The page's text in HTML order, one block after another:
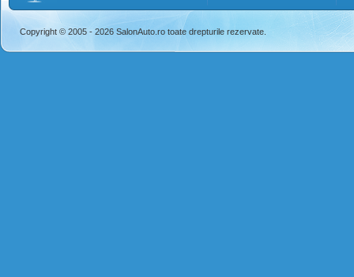
Copyright © 2005 - 2026 SalonAuto.ro toate drepturile rezervate.